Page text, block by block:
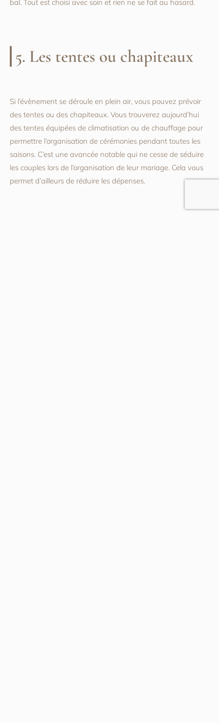
bal. Tout est choisi avec soin et rien ne se fait au hasard.
5. Les tentes ou chapiteaux
Si l’évènement se déroule en plein air, vous pouvez prévoir
des tentes ou des chapiteaux. Vous trouverez aujourd’hui
des tentes équipées de climatisation ou de chauffage pour
permettre l’organisation de cérémonies pendant toutes les
saisons. C’est une avancée notable qui ne cesse de séduire
les couples lors de l’organisation de leur mariage. Cela vous
permet d’ailleurs de réduire les dépenses.